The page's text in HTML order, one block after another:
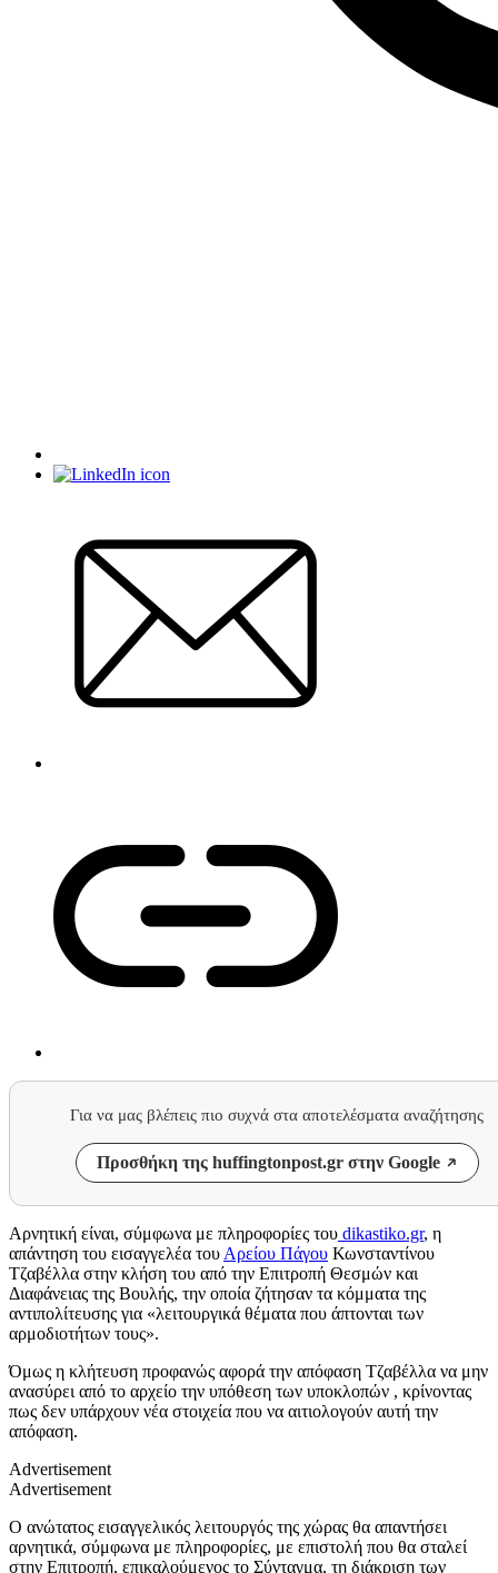
Για να μας βλέπεις πιο συχνά στα αποτελέσματα αναζήτησης
Προσθήκη της huffingtonpost.gr στην Google
Αρνητική είναι, σύμφωνα με πληροφορίες του dikastiko.gr, η
απάντηση του εισαγγελέα του Αρείου Πάγου Κωνσταντίνου
Τζαβέλλα στην κλήση του από την Επιτροπή Θεσμών και
Διαφάνειας της Βουλής, την οποία ζήτησαν τα κόμματα της
αντιπολίτευσης για «λειτουργικά θέματα που άπτονται των
αρμοδιοτήτων τους».
Όμως η κλήτευση προφανώς αφορά την απόφαση Τζαβέλλα να μην
ανασύρει από το αρχείο την υπόθεση των υποκλοπών , κρίνοντας
πως δεν υπάρχουν νέα στοιχεία που να αιτιολογούν αυτή την
απόφαση.
Advertisement
Advertisement
Ο ανώτατος εισαγγελικός λειτουργός της χώρας θα απαντήσει
αρνητικά, σύμφωνα με πληροφορίες, με επιστολή που θα σταλεί
στην Επιτροπή, επικαλούμενος το Σύνταγμα, τη διάκριση των